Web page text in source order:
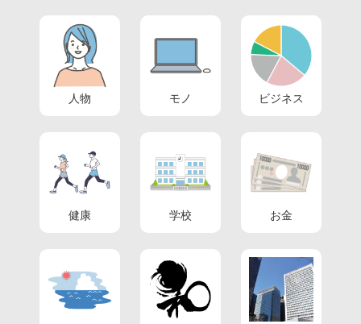
人物 モノ ビジネス
健康 学校 お金